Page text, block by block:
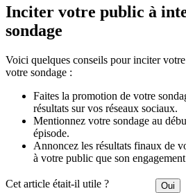
Inciter votre public à
sondage
Voici quelques conseils pour inciter
votre sondage :
Faites la promotion de votre
résultats sur vos réseaux sociaux.
Mentionnez votre sondage au
épisode.
Annoncez les résultats finaux de
à votre public que son
Cet article était-il utile ? Oui